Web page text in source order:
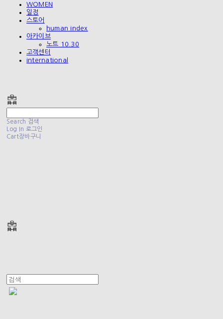
WOMEN
일정
스토어
human index
아카이브
노트 10.30
고객센터
international
Search 검색
Log In 로그인
Cart장바구니